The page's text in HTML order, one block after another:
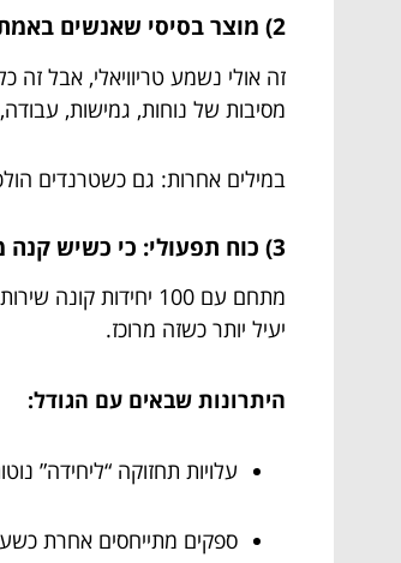
2) מוצר בסיסי שאנשים באמת צריכים: מקום לגור
זה אולי נשמע טריוויאלי, אבל זה
מסיבות של נוחות, גמישות,
במילים אחרות: גם כשטרנדים
3) כוח תפעולי: כי כשיש קנה מידה, יש יתרון
מתחם עם 100
יעיל יותר כשזה מרוכז.
היתרונות שבאים עם הגודל:
עלויות תחזוקה “ליחידה”
ספקים מתייחסים אחרת